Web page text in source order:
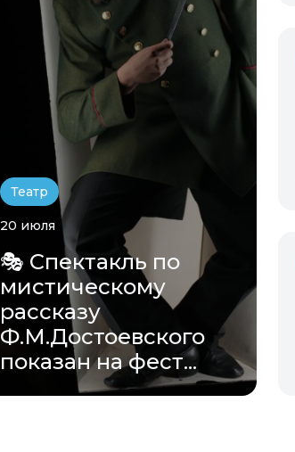
Театр
20 июля
🎭 Спектакль по
мистическому
рассказу
Ф.М.Достоевского
показан на фест...